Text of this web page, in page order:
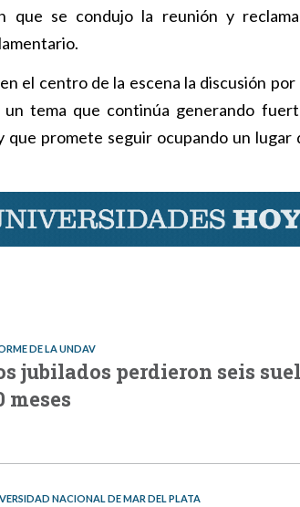
que se condujo la reunión y
el centro de la escena la discusión
un tema que continúa generando
que promete seguir ocupando un lugar
DE LA UNDAV
jubilados perdieron seis
meses
NACIONAL DE MAR DEL PLATA